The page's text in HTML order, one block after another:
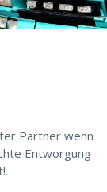
Partner wenn
Entworgung